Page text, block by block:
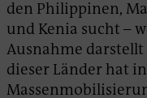
den Philippinen,
und Kenia sucht –
Ausnahme darstellt
dieser Länder hat